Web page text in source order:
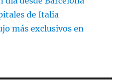
de Italia
más exclusivos en